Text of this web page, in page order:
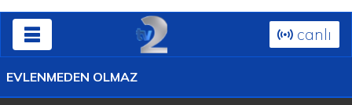
canlı
EVLENMEDEN OLMAZ